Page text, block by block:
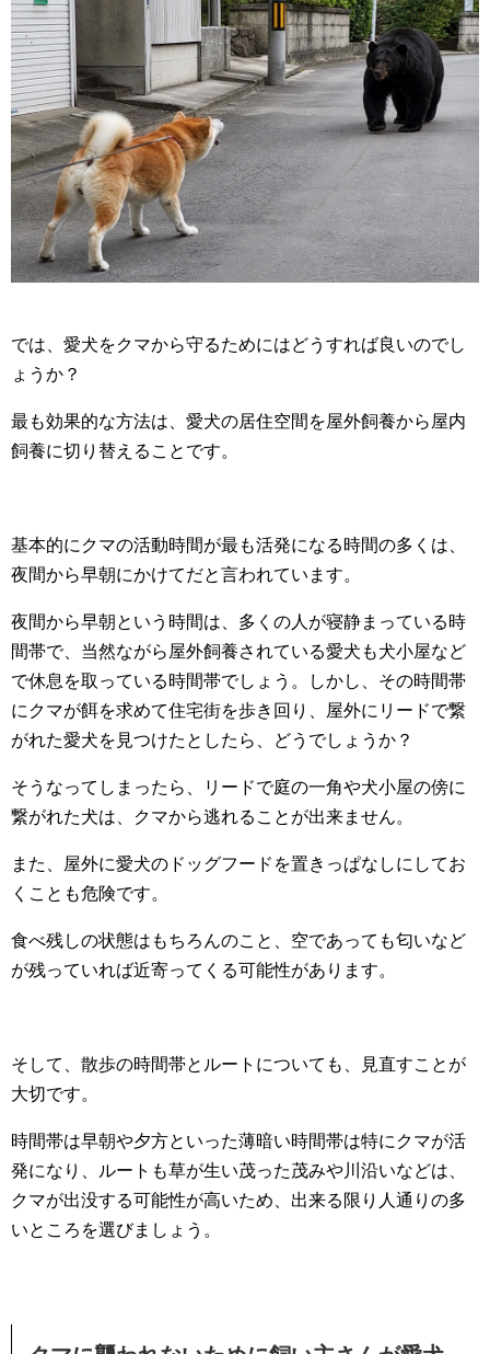
では、愛犬をクマから守るためにはどうすれば良いのでし
ょうか？
最も効果的な方法は、愛犬の居住空間を屋外飼養から屋内
飼養に切り替えることです。
基本的にクマの活動時間が最も活発になる時間の多くは、
夜間から早朝にかけてだと言われています。
夜間から早朝という時間は、多くの人が寝静まっている時
間帯で、当然ながら屋外飼養されている愛犬も犬小屋など
で休息を取っている時間帯でしょう。しかし、その時間帯
にクマが餌を求めて住宅街を歩き回り、屋外にリードで繋
がれた愛犬を見つけたとしたら、どうでしょうか？
そうなってしまったら、リードで庭の一角や犬小屋の傍に
繋がれた犬は、クマから逃れることが出来ません。
また、屋外に愛犬のドッグフードを置きっぱなしにしてお
くことも危険です。
食べ残しの状態はもちろんのこと、空であっても匂いなど
が残っていれば近寄ってくる可能性があります。
そして、散歩の時間帯とルートについても、見直すことが
大切です。
時間帯は早朝や夕方といった薄暗い時間帯は特にクマが活
発になり、ルートも草が生い茂った茂みや川沿いなどは、
クマが出没する可能性が高いため、出来る限り人通りの多
いところを選びましょう。